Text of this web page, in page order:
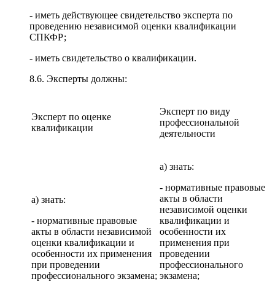
- иметь действующее свидетельство эксперта по
проведению независимой оценки квалификации
СПКФР;
- иметь свидетельство о квалификации.
8.6. Эксперты должны:
Эксперт по оценке
квалификации
Эксперт по виду
профессиональной
деятельности
а) знать:
- нормативные правовые
акты в области независимой
оценки квалификации и
особенности их применения
при проведении
профессионального экзамена;
а) знать:
- нормативные правовые
акты в области
независимой оценки
квалификации и
особенности их
применения при
проведении
профессионального
экзамена;